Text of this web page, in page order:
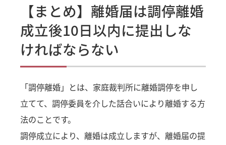
【まとめ】離婚届は調停離婚
成立後10日以内に提出しな
ければならない
「調停離婚」とは、家庭裁判所に離婚調停を申し
立てて、調停委員を介した話合いにより離婚する方
法のことです。
調停成立により、離婚は成立しますが、離婚届の提